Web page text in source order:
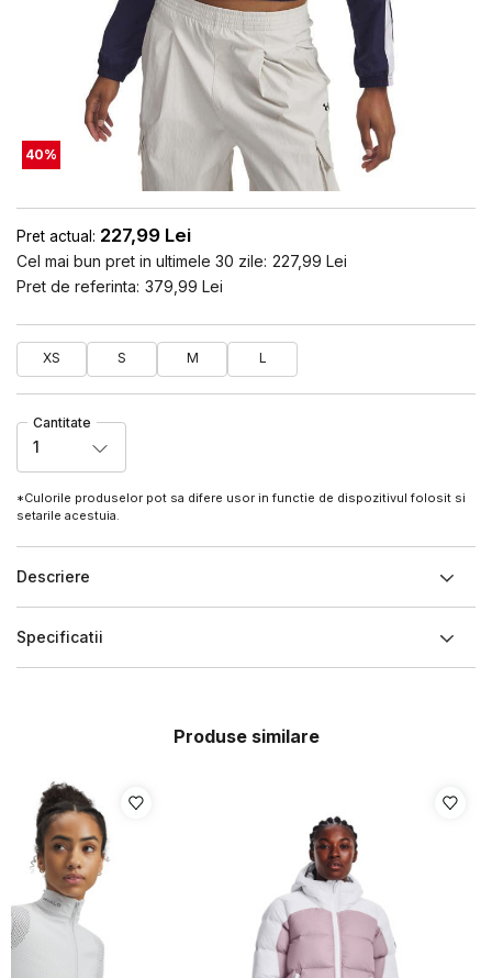
40%
Pret actual: 227,99 Lei
Cel mai bun pret in ultimele 30 zile: 227,99 Lei
Pret de referinta: 379,99 Lei
XS S M L
Cantitate
1
*Culorile produselor pot sa difere usor in functie de dispozitivul folosit si
setarile acestuia.
Descriere
Specificatii
Produse similare